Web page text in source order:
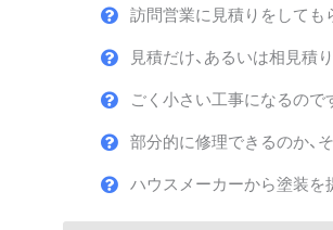
訪問営業に見積りをしても
見積だけ、あるいは相見積
ごく小さい工事になるので
部分的に修理できるのか、
ハウスメーカーから塗装を